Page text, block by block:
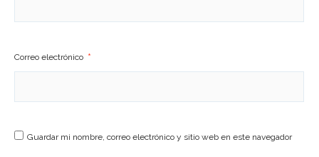
Correo electrónico *
Guardar mi nombre, correo electrónico y sitio web en este navegador